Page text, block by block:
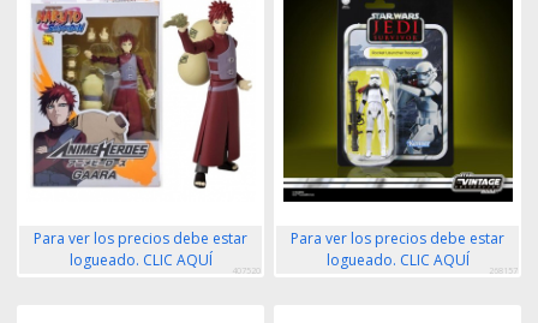
Para ver los precios debe estar
logueado. CLIC AQUÍ
407520
Para ver los precios debe estar
logueado. CLIC AQUÍ
268157